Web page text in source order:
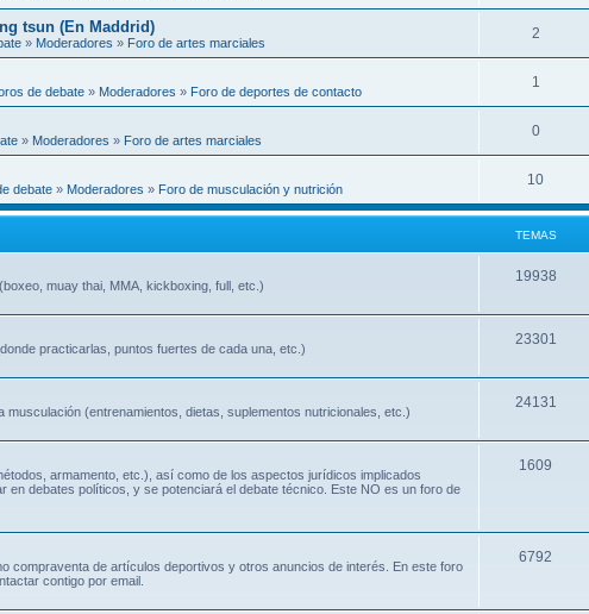
tsun (En Maddrid)
» Moderadores » Foro de artes marciales
2
de debate » Moderadores » Foro de deportes de contacto
1
» Moderadores » Foro de artes marciales
0
debate » Moderadores » Foro de musculación y nutrición
10
TEMAS
muay thai, MMA, kickboxing, full, etc.)
19938
practicarlas, puntos fuertes de cada una, etc.)
23301
(entrenamientos, dietas, suplementos nutricionales, etc.)
24131
armamento, etc.), así como de los aspectos jurídicos implicados
en debates políticos, y se potenciará el debate técnico. Este NO es un foro de
1609
compraventa de artículos deportivos y otros anuncios de interés. En este foro
contigo por email.
6792